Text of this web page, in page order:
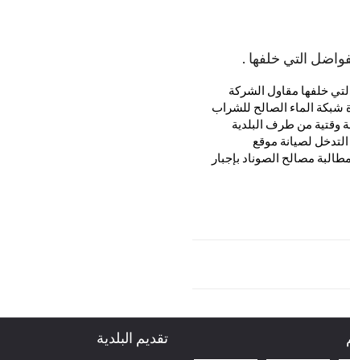
التي خلفها .
خلفها مقاول الشركة
شبكة الماء الصالح للشراب
وقتية من طرف البلدية
لصيانة موقع
مطالبة مصالح الصوناد بإجبار
تقديم البلدية